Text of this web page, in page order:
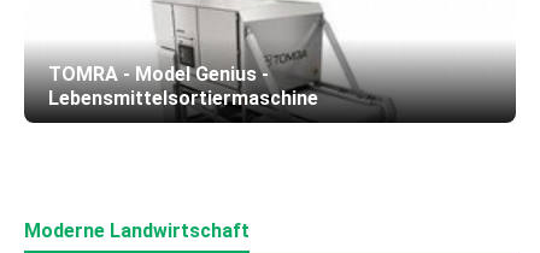
TOMRA - Model Genius -
Lebensmittelsortiermaschine
Moderne Landwirtschaft